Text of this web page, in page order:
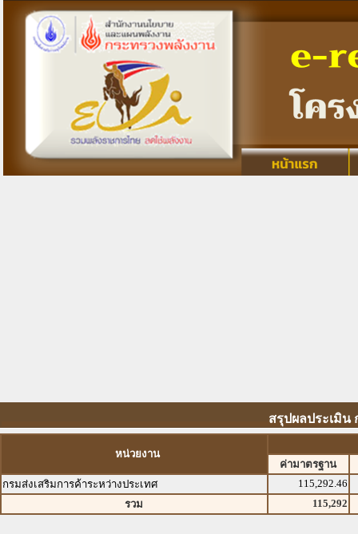
สรุปผลประเมิน
หน่วยงาน
ค่ามาตรฐาน
กรมส่งเสริมการค้าระหว่างประเทศ
115,292.46
รวม
115,292